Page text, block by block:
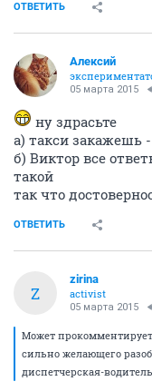
ОТВЕТИТЬ
Алексий
05 марта 2015
ну здрасьте
а) такси закажешь
б) Виктор все
такой
так что
ОТВЕТИТЬ
Z
zirina
activist
05 марта 2015
Может
сильно желающего
диспетчерская-